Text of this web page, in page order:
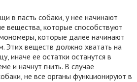
в пасть собаки, у нее начинают
вещества, которые способствуют
которые далее начинают
Этих веществ должно хватать на
иначе ее остатки останутся в
и начнут гнить. В случае
не все органы функционируют в